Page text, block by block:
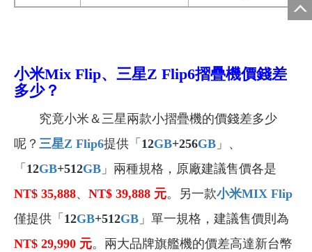
小米Mix Flip、三星Z Flip6摺疊機價錢差
多少？
究竟小米＆三星兩款小摺疊機的價錢差多少
呢？ 三星Z Flip6提供「 12GB+256GB 」、
「 12GB+512GB 」兩種規格，原廠建議售價各是
NT$ 35,888、 NT$ 39,888 元。另一款小米MIX Flip
僅提供「 12GB+512GB 」單一規格，建議售價則為
NT$ 29,990 元。兩大品牌旗艦機的價差高達新台幣